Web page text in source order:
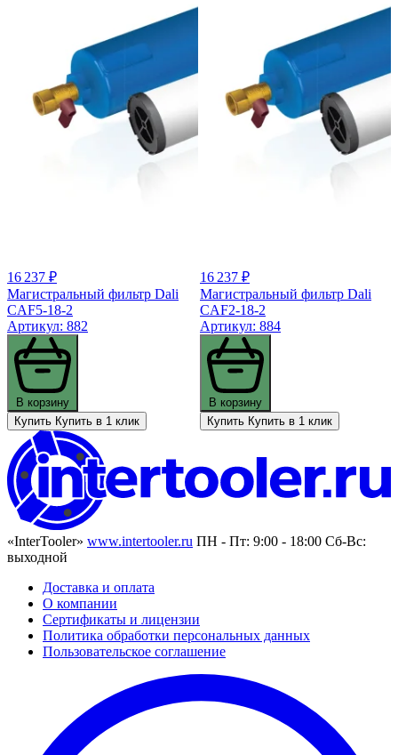
16 237 ₽
Магистральный фильтр Dali
CAF5-18-2
Артикул: 882
В корзину
Купить Купить в 1 клик
16 237 ₽
Магистральный фильтр Dali
CAF2-18-2
Артикул: 884
В корзину
Купить Купить в 1 клик
«InterTooler» www.intertooler.ru ПН - Пт: 9:00 - 18:00 Сб-Вс:
выходной
Доставка и оплата
О компании
Сертификаты и лицензии
Политика обработки персональных данных
Пользовательское соглашение